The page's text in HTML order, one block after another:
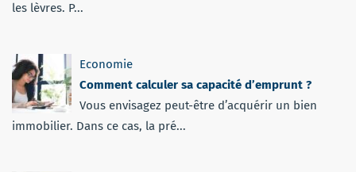
les lèvres. P...
Economie
Comment calculer sa capacité d’emprunt ?
Vous envisagez peut-être d’acquérir un bien
immobilier. Dans ce cas, la pré...